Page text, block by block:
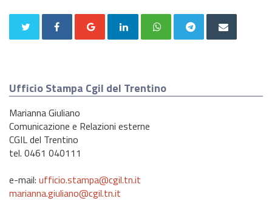
Ufficio Stampa Cgil del Trentino
Marianna Giuliano
Comunicazione e Relazioni esterne
CGIL del Trentino
tel. 0461 040111
e-mail: ufficio.stampa@cgil.tn.it
marianna.giuliano@cgil.tn.it